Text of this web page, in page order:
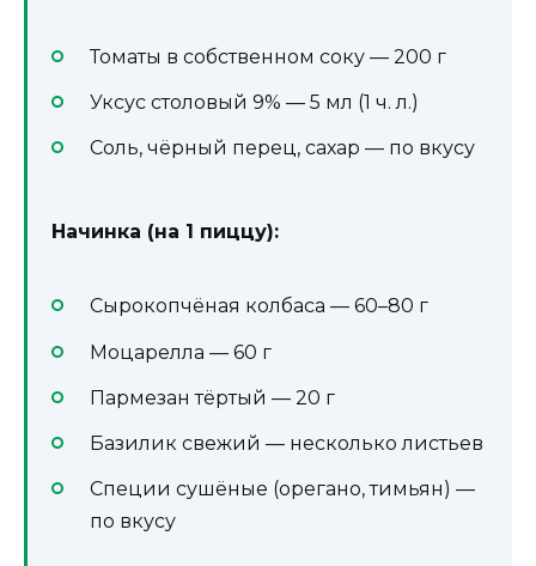
Томаты в собственном соку — 200 г
Уксус столовый 9% — 5 мл (1 ч. л.)
Соль, чёрный перец, сахар — по вкусу
Начинка (на 1 пиццу):
Сырокопчёная колбаса — 60–80 г
Моцарелла — 60 г
Пармезан тёртый — 20 г
Базилик свежий — несколько листьев
Специи сушёные (орегано, тимьян) —
по вкусу